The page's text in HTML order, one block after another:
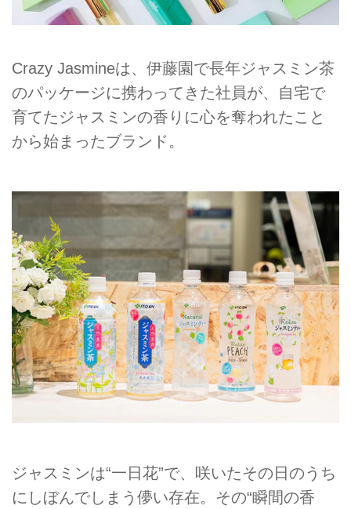
Crazy Jasmineは、伊藤園で長年ジャスミン茶
のパッケージに携わってきた社員が、自宅で
育てたジャスミンの香りに心を奪われたこと
から始まったブランド。
ジャスミンは“一日花”で、咲いたその日のうち
にしぼんでしまう儚い存在。その“瞬間の香